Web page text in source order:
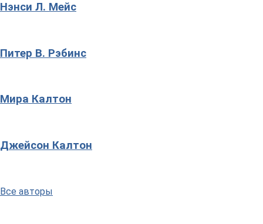
Нэнси Л. Мейс
Питер В. Рэбинс
Мира Калтон
Джейсон Калтон
Все авторы